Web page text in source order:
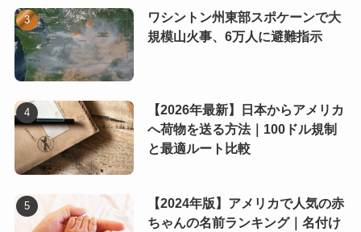
ワシントン州東部スポケーンで大
規模山火事、6万人に避難指示
【2026年最新】日本からアメリカ
へ荷物を送る方法｜100ドル規制
と最適ルート比較
【2024年版】アメリカで人気の赤
ちゃんの名前ランキング｜名付け